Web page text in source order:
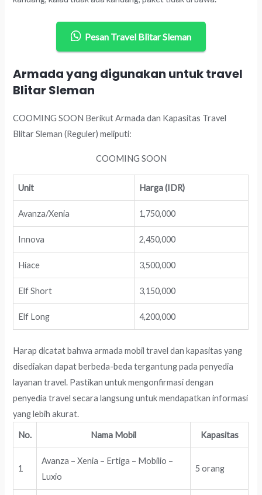
Pesan Travel Blitar Sleman
Armada yang digunakan untuk travel
Blitar Sleman
COOMING SOON Berikut Armada dan Kapasitas Travel
Blitar Sleman (Reguler) meliputi:
COOMING SOON
Unit Harga (IDR)
Avanza/Xenia 1,750,000
Innova 2,450,000
Hiace 3,500,000
Elf Short 3,150,000
Elf Long 4,200,000
Harap dicatat bahwa armada mobil travel dan kapasitas yang
disediakan dapat berbeda-beda tergantung pada penyedia
layanan travel. Pastikan untuk mengonfirmasi dengan
penyedia travel secara langsung untuk mendapatkan informasi
yang lebih akurat.
No. Nama Mobil Kapasitas
1
Avanza – Xenia – Ertiga – Mobilio –
Luxio
5 orang